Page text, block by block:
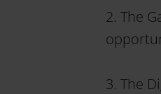
2. The
3. The